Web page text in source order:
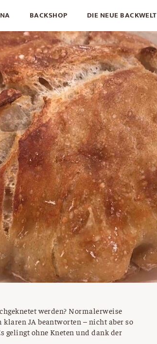
BACKSHOP DIE NEUE BACKWELT
werden? Normalerweise
JA beantworten – nicht aber so
gelingt ohne Kneten und dank der